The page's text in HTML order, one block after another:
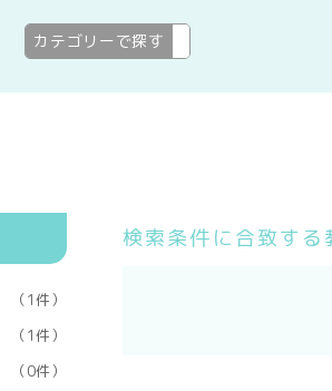
下閉伊郡山田町
カテゴリーで探す
（1件）
（1件）
（0件）
検索条件に合致する